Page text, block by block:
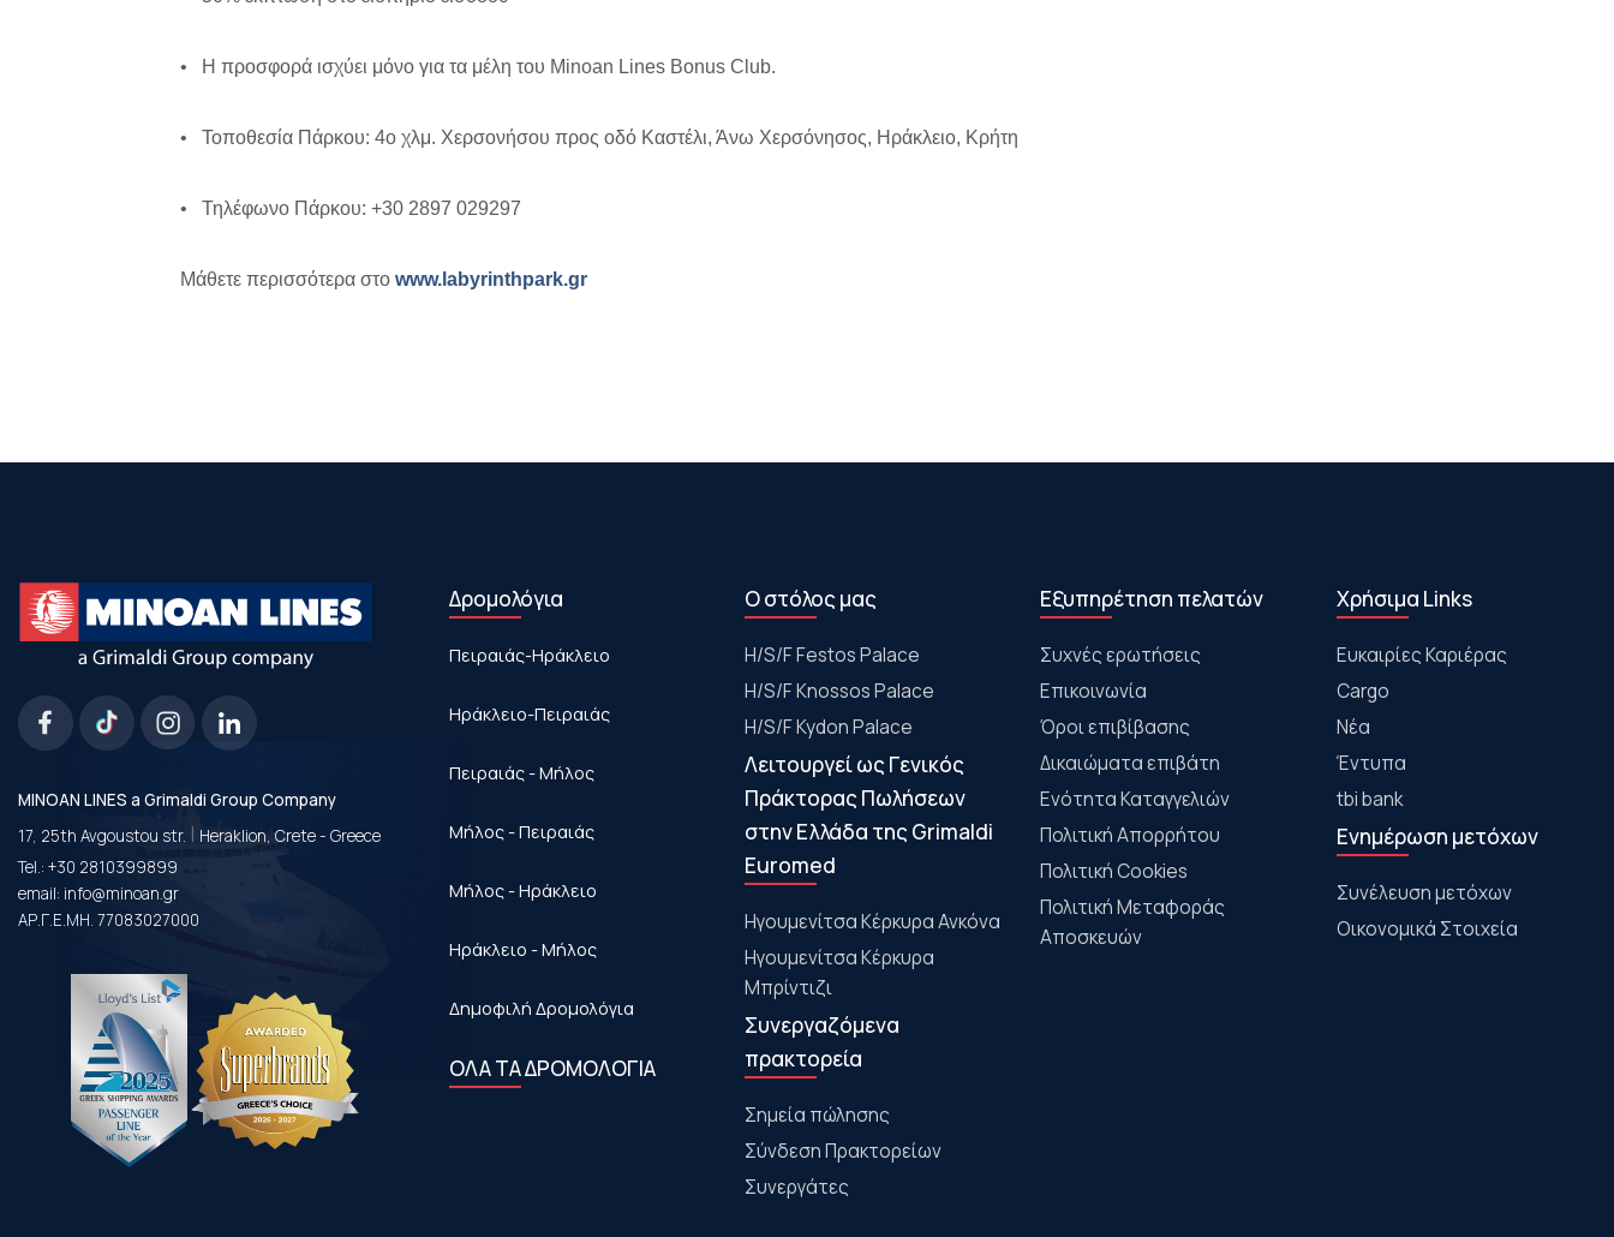
• Η προσφορά ισχύει μόνο για τα μέλη του Minoan Lines Bonus Club.
• Τοποθεσία Πάρκου: 4ο χλμ. Χερσονήσου προς οδό Καστέλι, Άνω Χερσόνησος, Ηράκλειο, Κρήτη
• Τηλέφωνο Πάρκου: +30 2897 029297
Μάθετε περισσότερα στο www.labyrinthpark.gr
MINOAN LINES a Grimaldi Group Company
17, 25th Avgoustou str. | Heraklion, Crete - Greece
Tel.: +30 2810399899
email: info@minoan.gr
ΑΡ.Γ.Ε.ΜΗ. 77083027000
Δρομολόγια
Πειραιάς-Ηράκλειο
Ηράκλειο-Πειραιάς
Πειραιάς - Μήλος
Μήλος - Πειραιάς
Μήλος - Ηράκλειο
Ηράκλειο - Μήλος
Δημοφιλή Δρομολόγια
ΟΛΑ ΤΑ ΔΡΟΜΟΛΟΓΙΑ
Ο στόλος μας
Η/S/F Festos Palace
H/S/F Knossos Palace
H/S/F Kydon Palace
Λειτουργεί ως Γενικός
Πράκτορας Πωλήσεων
στην Ελλάδα της Grimaldi
Euromed
Ηγουμενίτσα Κέρκυρα Ανκόνα
Ηγουμενίτσα Κέρκυρα
Μπρίντιζι
Συνεργαζόμενα
πρακτορεία
Σημεία πώλησης
Σύνδεση Πρακτορείων
Συνεργάτες
Εξυπηρέτηση πελατών
Συχνές ερωτήσεις
Επικοινωνία
Όροι επιβίβασης
Δικαιώματα επιβάτη
Ενότητα Καταγγελιών
Πολιτική Απορρήτου
Πολιτική Cookies
Πολιτική Μεταφοράς
Αποσκευών
Χρήσιμα Links
Ευκαιρίες Καριέρας
Cargo
Νέα
Έντυπα
tbi bank
Ενημέρωση μετόχων
Συνέλευση μετόχων
Οικονομικά Στοιχεία